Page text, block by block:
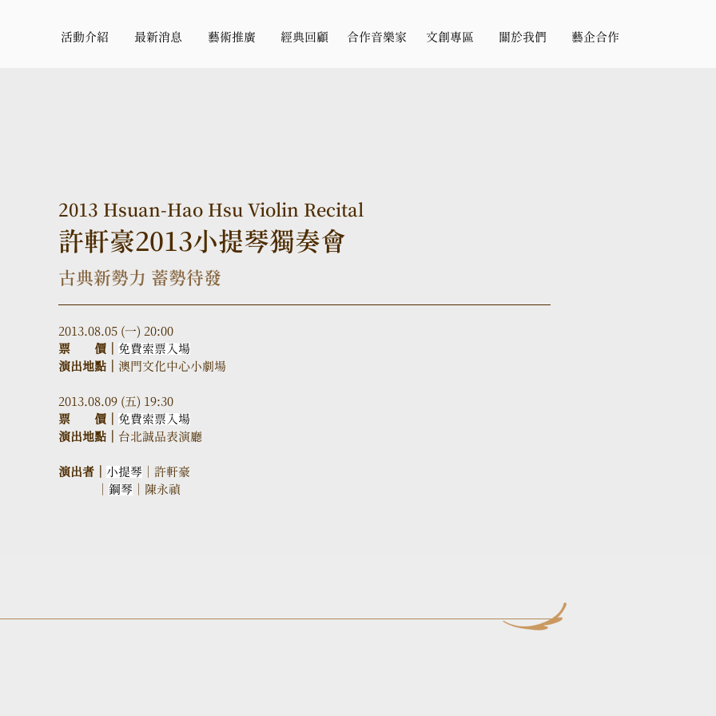
活動介紹 最新消息 藝術推廣 經典回顧 合作音樂家 文創專區 關於我們 藝企合作
2013 Hsuan-Hao Hsu Violin Recital
許軒豪2013小提琴獨奏會
古典新勢力 蓄勢待發
2013.08.05 (一) 20:00
票　　價｜ 免費索票入場
演出地點｜ 澳門文化中心小劇場
2013.08.09 (五) 19:30
票　　價｜ 免費索票入場
演出地點｜ 台北誠品表演廳
演出者｜ 小提琴 ｜許軒豪
鋼琴 ｜陳永禎